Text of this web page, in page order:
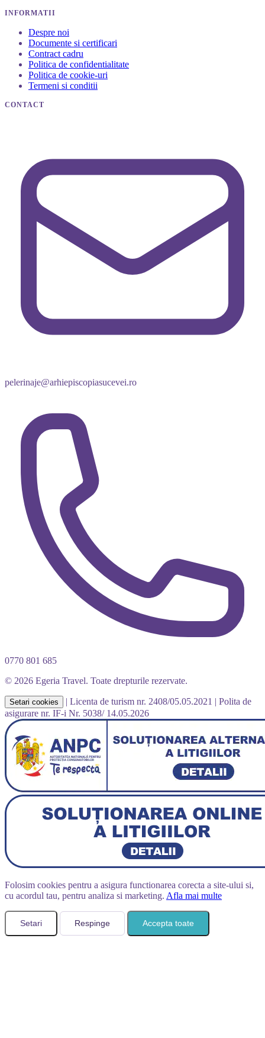
INFORMATII
Despre noi
Documente si certificari
Contract cadru
Politica de confidentialitate
Politica de cookie-uri
Termeni si conditii
CONTACT
pelerinaje@arhiepiscopiasucevei.ro
0770 801 685
© 2026 Egeria Travel. Toate drepturile rezervate.
Setari cookies | Licenta de turism nr. 2408/05.05.2021 | Polita de
asigurare nr. IF-i Nr. 5038/ 14.05.2026
Folosim cookies pentru a asigura functionarea corecta a site-ului si,
cu acordul tau, pentru analiza si marketing. Afla mai multe
Setari Respinge Accepta toate